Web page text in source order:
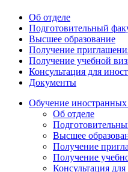
Об отделе
Подготовительный
Высшее образование
Получение
Получение учебной
Консультация для
Документы
Обучение
Об отделе
Высшее
Получение
Получение
Консультация